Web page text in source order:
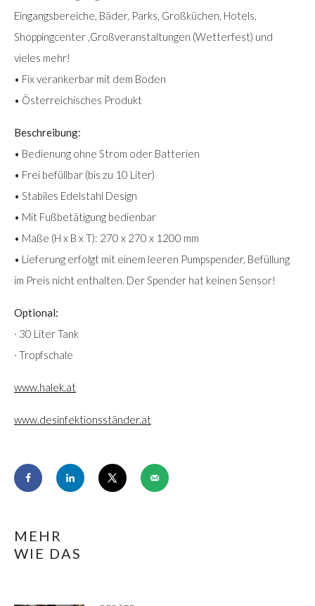
Eingangsbereiche, Bäder, Parks, Großküchen, Hotels,
Shoppingcenter ,Großveranstaltungen (Wetterfest) und
vieles mehr!
• Fix verankerbar mit dem Boden
• Österreichisches Produkt
Beschreibung:
• Bedienung ohne Strom oder Batterien
• Frei befüllbar (bis zu 10 Liter)
• Stabiles Edelstahl Design
• Mit Fußbetätigung bedienbar
• Maße (H x B x T): 270 x 270 x 1200 mm
• Lieferung erfolgt mit einem leeren Pumpspender, Befüllung
im Preis nicht enthalten. Der Spender hat keinen Sensor!
Optional:
· 30 Liter Tank
· Tropfschale
www.halek.at
www.desinfektionsständer.at
MEHR
WIE DAS